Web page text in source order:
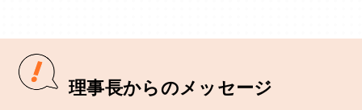
理事長からのメッセージ